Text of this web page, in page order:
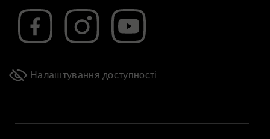
Налаштування доступності